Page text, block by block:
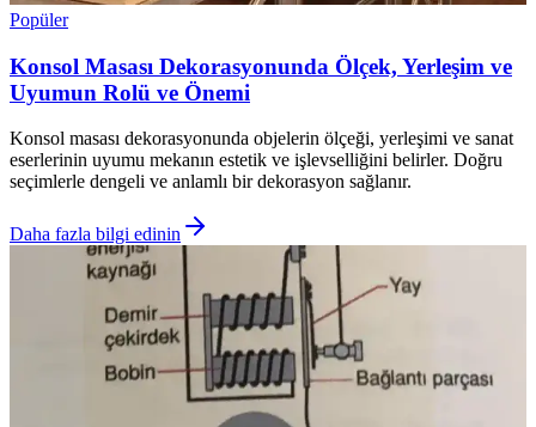
Popüler
Konsol Masası Dekorasyonunda Ölçek, Yerleşim ve
Uyumun Rolü ve Önemi
Konsol masası dekorasyonunda objelerin ölçeği, yerleşimi ve sanat
eserlerinin uyumu mekanın estetik ve işlevselliğini belirler. Doğru
seçimlerle dengeli ve anlamlı bir dekorasyon sağlanır.
Daha fazla bilgi edinin